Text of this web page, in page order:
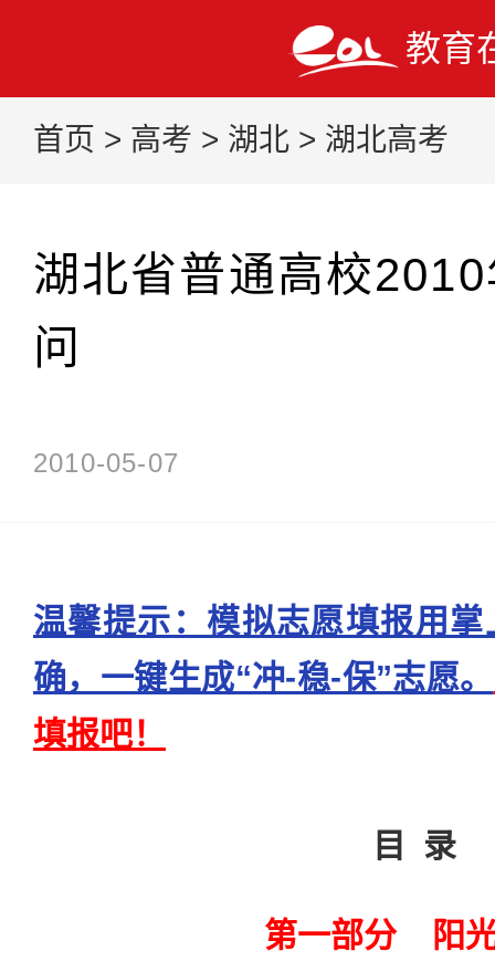
教育
首页 > 高考 > 湖北 > 湖北高考
湖北省普通高校
问
2010-05-07
温馨提示：模拟志愿填报用
确，一键生成“冲-稳-保”志愿。
填报吧！
目 录
第一部分 阳